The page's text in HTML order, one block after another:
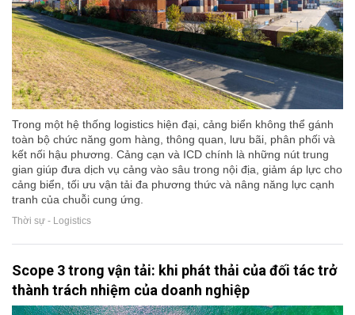
Trong một hệ thống logistics hiện đại, cảng biển không thể gánh
toàn bộ chức năng gom hàng, thông quan, lưu bãi, phân phối và
kết nối hậu phương. Cảng cạn và ICD chính là những nút trung
gian giúp đưa dịch vụ cảng vào sâu trong nội địa, giảm áp lực cho
cảng biển, tối ưu vận tải đa phương thức và nâng năng lực cạnh
tranh của chuỗi cung ứng.
Thời sự - Logistics
Scope 3 trong vận tải: khi phát thải của đối tác trở
thành trách nhiệm của doanh nghiệp